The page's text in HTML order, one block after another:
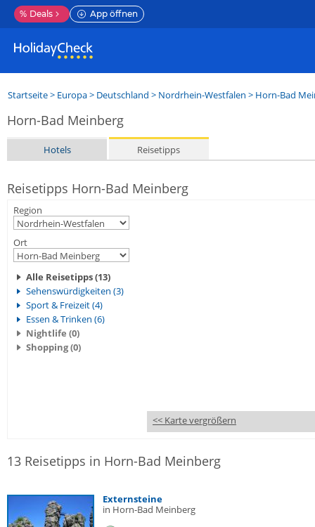
% Deals App öffnen
Startseite> Europa> Deutschland > Nordrhein-Westfalen > Horn-Bad
Horn-Bad Meinberg
Hotels Reisetipps
Reisetipps Horn-Bad Meinberg
Region
Ort
Alle Reisetipps (13)
Sehenswürdigkeiten (3)
Sport & Freizeit (4)
Essen & Trinken (6)
Nightlife (0)
Shopping (0)
<< Karte vergrößern
13 Reisetipps in Horn-Bad Meinberg
Externsteine
in Horn-Bad Meinberg